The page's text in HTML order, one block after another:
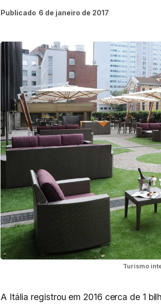
Publicado 6 de janeiro de 2017
Turismo
A Itália registrou em 2016 cerca de 1